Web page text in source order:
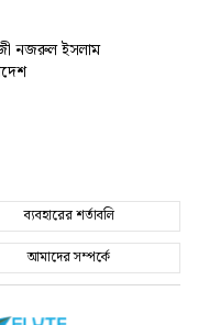
নজরুল ইসলাম
ব্যবহারের শর্তাবলি
আমাদের সম্পর্কে